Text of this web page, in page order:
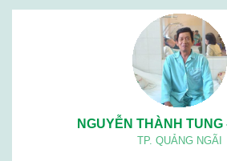
NGUYỄN THÀNH TUNG
TP. QUẢNG NGÃI